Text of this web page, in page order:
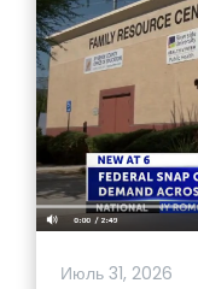
Июль 31, 2026